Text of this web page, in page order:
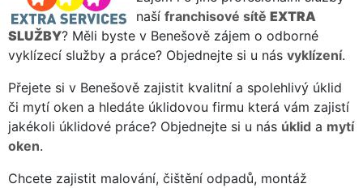
naší franchisové sítě EXTRA
SLUŽBY? Měli byste v Benešově zájem o odborné
vyklízecí služby a práce? Objednejte si u nás vyklízení.
Přejete si v Benešově zajistit kvalitní a spolehlivý úklid
či mytí oken a hledáte úklidovou firmu která vám zajistí
jakékoli úklidové práce? Objednejte si u nás úklid a mytí
oken.
Chcete zajistit malování, čištění odpadů, montáž